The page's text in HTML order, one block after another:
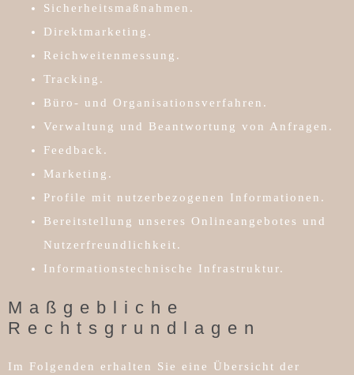
Sicherheitsmaßnahmen.
Direktmarketing.
Reichweitenmessung.
Tracking.
Büro- und Organisationsverfahren.
Verwaltung und Beantwortung von Anfragen.
Feedback.
Marketing.
Profile mit nutzerbezogenen Informationen.
Bereitstellung unseres Onlineangebotes und
Nutzerfreundlichkeit.
Informationstechnische Infrastruktur.
Maßgebliche
Rechtsgrundlagen
Im Folgenden erhalten Sie eine Übersicht der